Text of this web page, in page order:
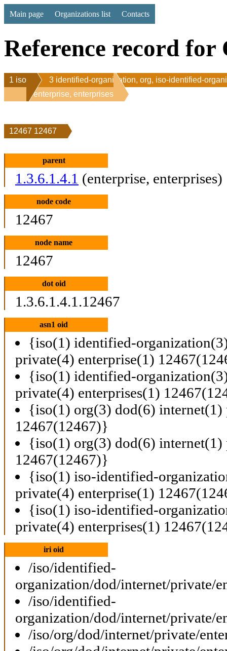
Main page Organizations list Contacts
Reference record for
1 iso
3 identified-organization, org, iso-identified-
1 enterprise, enterprises
12467 12467
parent
1.3.6.1.4.1 (enterprise, enterprises)
node code
12467
node name
12467
dot oid
1.3.6.1.4.1.12467
asn1 oid
{iso(1) identified-
private(4) enterprise(1)
{iso(1) identified-
private(4) enterprises(1)
{iso(1) org(3) dod(6) internet(1)
12467(12467)}
{iso(1) org(3) dod(6) internet(1)
12467(12467)}
{iso(1) iso-identified-
private(4) enterprise(1)
{iso(1) iso-identified-
private(4) enterprises(1)
iri oid
/iso/identified-
organization/dod/internet/private/
/iso/identified-
organization/dod/internet/private/
/iso/org/dod/internet/private/